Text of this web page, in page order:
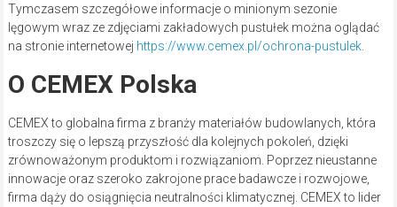
Tymczasem szczegółowe informacje o minionym sezonie
lęgowym wraz ze zdjęciami zakładowych pustułek można oglądać
na stronie internetowej https://www.cemex.pl/ochrona-pustulek.
O CEMEX Polska
CEMEX to globalna firma z branży materiałów budowlanych, która
troszczy się o lepszą przyszłość dla kolejnych pokoleń, dzięki
zrównoważonym produktom i rozwiązaniom. Poprzez nieustanne
innowacje oraz szeroko zakrojone prace badawcze i rozwojowe,
firma dąży do osiągnięcia neutralności klimatycznej. CEMEX to lider